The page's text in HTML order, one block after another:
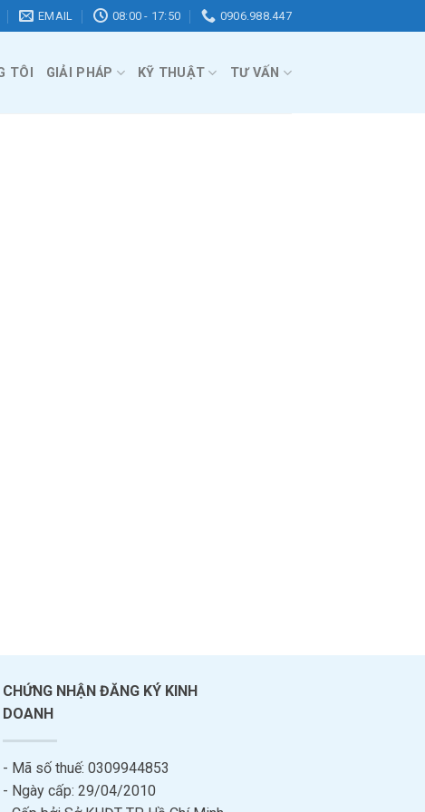
EMAIL 08:00 - 17:50 0906.988.447
TÔI GIẢI PHÁP KỸ THUẬT TƯ VẤN
CHỨNG NHẬN ĐĂNG KÝ KINH
DOANH
- Mã số thuế: 0309944853
- Ngày cấp: 29/04/2010